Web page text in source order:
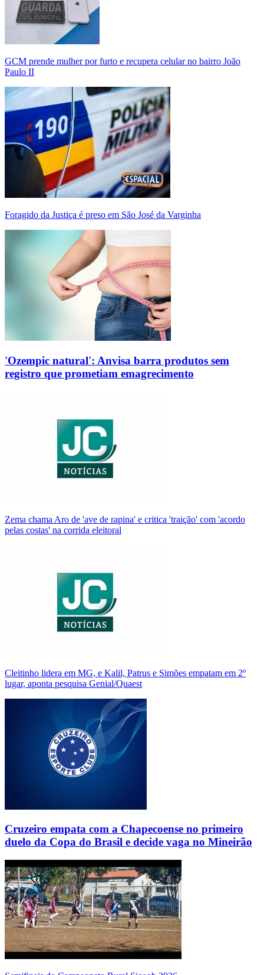
GCM prende mulher por furto e recupera celular no bairro João
Paulo II
Foragido da Justiça é preso em São José da Varginha
'Ozempic natural': Anvisa barra produtos sem
registro que prometiam emagrecimento
Zema chama Aro de 'ave de rapina' e critica 'traição' com 'acordo
pelas costas' na corrida eleitoral
Cleitinho lidera em MG, e Kalil, Patrus e Simões empatam em 2º
lugar, aponta pesquisa Genial/Quaest
Cruzeiro empata com a Chapecoense no primeiro
duelo da Copa do Brasil e decide vaga no Mineirão